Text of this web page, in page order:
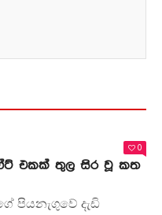
0
එකක් තුල සිර වූ කත
පියනැගුවේ දැඩි